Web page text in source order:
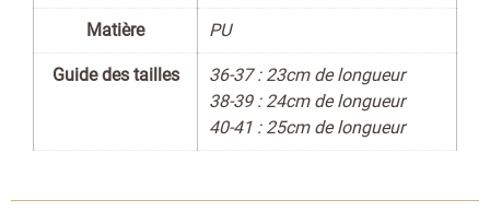
Matière PU
Guide des tailles
36-37 : 23cm de longueur
38-39 : 24cm de longueur
40-41 : 25cm de longueur